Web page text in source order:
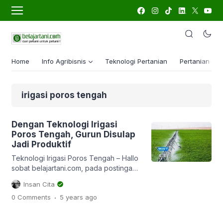
Home Info Agribisnis Teknologi Pertanian Pertanian
irigasi poros tengah
Dengan Teknologi Irigasi
Poros Tengah, Gurun Disulap
Jadi Produktif
Teknologi Irigasi Poros Tengah – Hallo
sobat belajartani.com, pada postingan
sebelumnya kita telah membahas
tentang 10 teknologi irigasi yang
digunakan di seluruh dunia. Salah satu
Insan Cita
0 Comments . 5 years ago